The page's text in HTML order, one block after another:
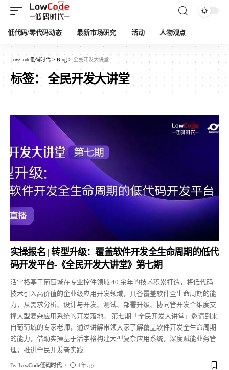
低代码/零代码动态 最新市场研究 活动 人物观点
LowCode低码时代 > Blog > 全民开发大讲堂
标签：全民开发大讲堂
实操报名 | 转型升级：覆盖软件开发全生命周期的低代
码开发平台-《全民开发大讲堂》第七期
活字格基于葡萄城在专业控件领域 40 余年的技术积累打造，将低代码
技术引入高价值的企业级应用开发领域，具备覆盖软件全生命周期的能
力，从需求分析、设计与开发、测试、部署升级、协同管开发个维度支
撑大型复杂应用系统的开发落地。 第七期「全民开发大讲堂」邀请到来
自葡萄城的专家老师，通过讲解带领大家了解覆盖软件开发全生命周期
的能力，借助实操基于活字格构建大型复杂应用系统，深度赋能业务管
理，推进全民开发者实践
By LowCode低码时代 4年 ago